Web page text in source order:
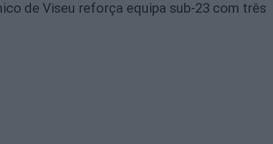
de Viseu reforça equipa sub-23 com três